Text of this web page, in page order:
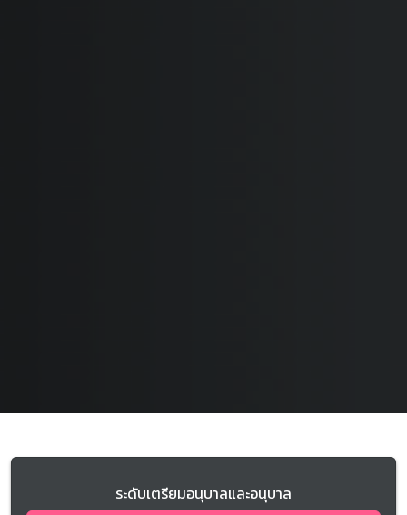
ระดับเตรียมอนุบาลและอนุบาล